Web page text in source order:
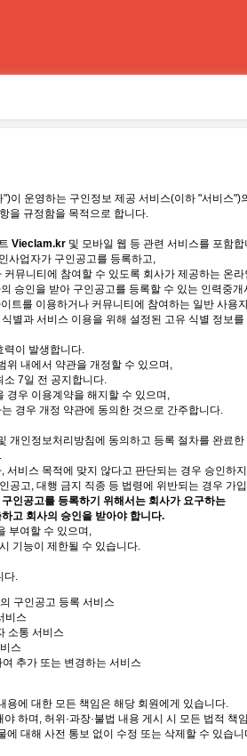
")이 운영하는 구인정보 제공 서비스(이하 "서비스")
을 규정함을 목적으로 합니다.
Vieclam.kr 및 모바일 웹 등 관련 서비스를 포함합
사업자가 구인공고를 등록하고,
뮤니티에 참여할 수 있도록 회사가 제공하는 온
승인을 받아 구인공고를 등록할 수 있는 인력중
트를 이용하거나 커뮤니티에 참여하는 일반 사용
별과 서비스 이용을 위해 설정된 고유 식별 정보
이 발생합니다.
내에서 약관을 개정할 수 있으며,
소 7일 전 공지합니다.
우 이용계약을 해지할 수 있으며,
경우 개정 약관에 동의한 것으로 간주합니다.
개인정보처리방침에 동의하고 등록 절차를 완료한
비스 목적에 맞지 않다고 판단되는 경우 승인하
공고, 대행 금지 직종 등 법령에 위반되는 경우 가
인공고를 등록하기 위해서는 회사가 요구하는
고 회사의 승인을 받아야 합니다.
부여할 수 있으며,
기능이 제한될 수 있습니다.
다.
구인공고 등록 서비스
비스
소통 서비스
스
추가 또는 변경하는 서비스
에 대한 모든 책임은 해당 회원에게 있습니다.
하며, 허위·과장·불법 내용 게시 시 모든 법적 책
대해 사전 통보 없이 수정 또는 삭제할 수 있습니